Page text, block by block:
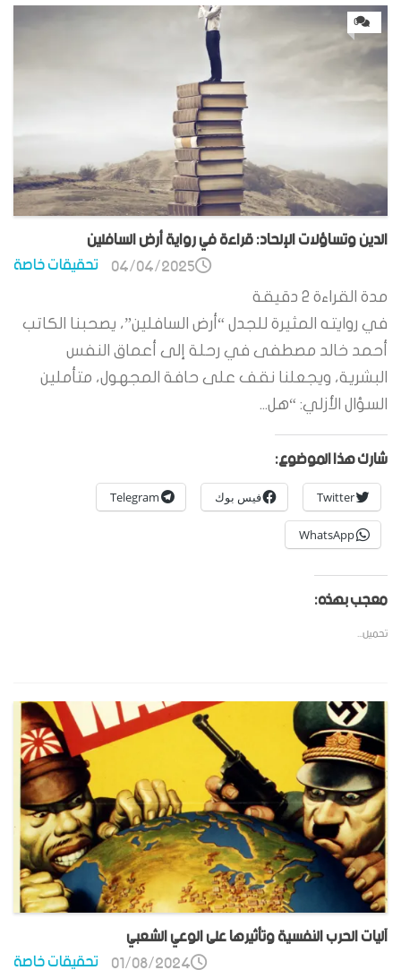
0
الدين وتساؤلات الإلحاد: قراءة في رواية أرض السافلين
تحقيقات خاصة 04/04/2025
مدة القراءة 2 دقيقة
في روايته المثيرة للجدل “أرض السافلين”، يصحبنا الكاتب
أحمد خالد مصطفى في رحلة إلى أعماق النفس
البشرية، ويجعلنا نقف على حافة المجهول، متأملين
السؤال الأزلي: “هل...
شارك هذا الموضوع:
Twitter فيس بوك Telegram
WhatsApp
معجب بهذه:
تحميل...
آليات الحرب النفسية وتأثيرها على الوعي الشعبي
تحقيقات خاصة